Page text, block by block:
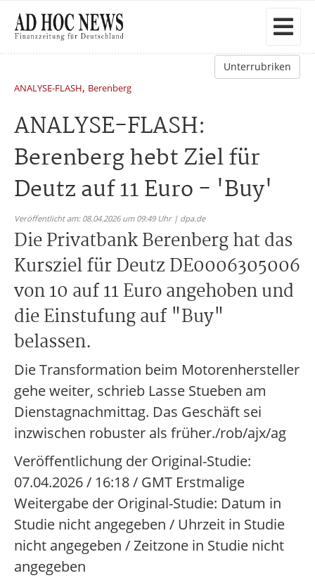
Unterrubriken
ANALYSE-FLASH, Berenberg
ANALYSE-FLASH:
Berenberg hebt Ziel für
Deutz auf 11 Euro - 'Buy'
Veröffentlicht am: 08.04.2026 um 09:49 Uhr | dpa.de
Die Privatbank Berenberg hat das
Kursziel für Deutz DE0006305006
von 10 auf 11 Euro angehoben und
die Einstufung auf "Buy"
belassen.
Die Transformation beim Motorenhersteller
gehe weiter, schrieb Lasse Stueben am
Dienstagnachmittag. Das Geschäft sei
inzwischen robuster als früher./rob/ajx/ag
Veröffentlichung der Original-Studie:
07.04.2026 / 16:18 / GMT Erstmalige
Weitergabe der Original-Studie: Datum in
Studie nicht angegeben / Uhrzeit in Studie
nicht angegeben / Zeitzone in Studie nicht
angegeben